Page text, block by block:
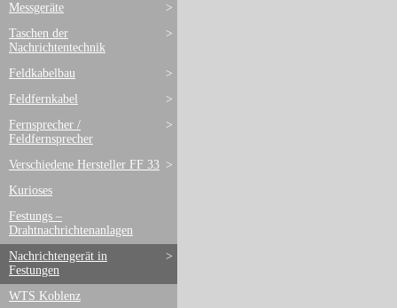
>
Messgeräte
>
Taschen der
Nachrichtentechnik
>
Feldkabelbau
>
Feldfernkabel
>
Fernsprecher /
Feldfernsprecher
>
Verschiedene Hersteller FF 33
Kurioses
Festungs –
Drahtnachrichtenanlagen
>
Nachrichtengerät in
Festungen
WTS Koblenz